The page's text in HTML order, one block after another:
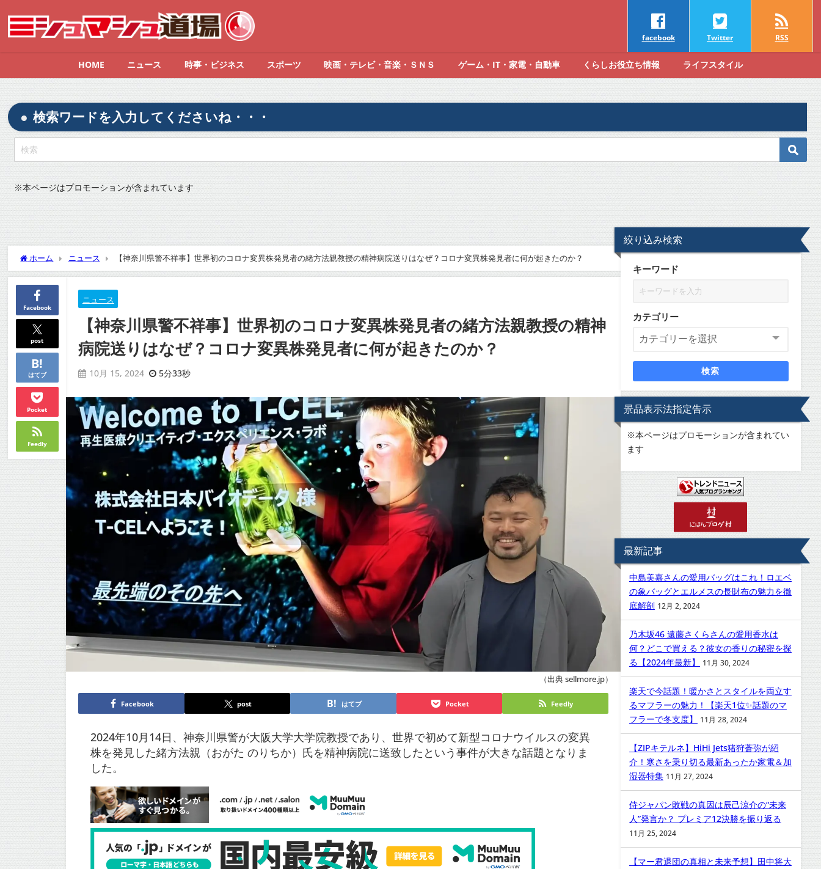
facebook Twitter RSS
HOME ニュース 時事・ビジネス スポーツ 映画・テレビ・音楽・ＳＮＳ ゲーム・IT・家電・自動車 くらしお役立ち情報 ライフスタイル
検索ワードを入力してくださいね・・・
※本ページはプロモーションが含まれています
ホーム ニュース 【神奈川県警不祥事】世界初のコロナ変異株発見者の緒方法親教授の精神病院送りはなぜ？コロナ変異株発見者に何が起きたのか？
Facebook
post
はてブ
Pocket
Feedly
ニュース
【神奈川県警不祥事】世界初のコロナ変異株発見者の緒方法親教授の精神
病院送りはなぜ？コロナ変異株発見者に何が起きたのか？
10月 15, 2024 5分33秒
（出典 sellmore.jp）
Facebook post はてブ Pocket Feedly
2024年10月14日、神奈川県警が大阪大学大学院教授であり、世界で初めて新型コロナウイルスの変異
株を発見した緒方法親（おがた のりちか）氏を精神病院に送致したという事件が大きな話題となりま
した。
絞り込み検索
キーワード
カテゴリー
検索
景品表示法指定告示
※本ページはプロモーションが含まれてい
ます
最新記事
中島美嘉さんの愛用バッグはこれ！ロエベ
の象バッグとエルメスの長財布の魅力を徹
底解剖 12月 2, 2024
乃木坂46 遠藤さくらさんの愛用香水は
何？どこで買える？彼女の香りの秘密を探
る【2024年最新】
11月 30, 2024
楽天で今話題！暖かさとスタイルを両立す
るマフラーの魅力！【楽天1位✨話題のマ
フラーで冬支度】
11月 28, 2024
【ZIPキテルネ】HiHi Jets猪狩蒼弥が紹
介！寒さを乗り切る最新あったか家電＆加
湿器特集 11月 27, 2024
侍ジャパン敗戦の真因は辰己涼介の“未来
人”発言か？ プレミア12決勝を振り返る
11月 25, 2024
【マー君退団の真相と未来予想】田中将大